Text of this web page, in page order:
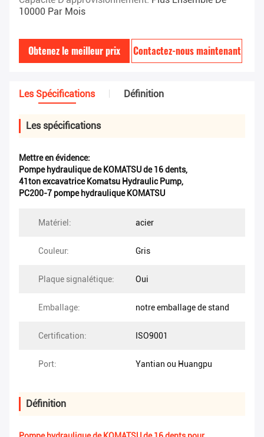
10000 Par Mois
Obtenez le meilleur prix Contactez-nous maintenant
Les Spécifications Définition
Les spécifications
Mettre en évidence:
Pompe hydraulique de KOMATSU de 16 dents,
41ton excavatrice Komatsu Hydraulic Pump,
PC200-7 pompe hydraulique KOMATSU
Matériel: acier
Couleur: Gris
Plaque signalétique: Oui
Emballage: notre emballage de stand
Certification: ISO9001
Port: Yantian ou Huangpu
Définition